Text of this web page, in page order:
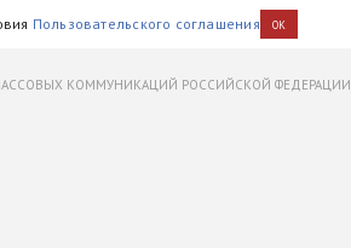
Пользовательского соглашения OK
КОММУНИКАЦИЙ РОССИЙСКОЙ ФЕДЕРАЦИИ